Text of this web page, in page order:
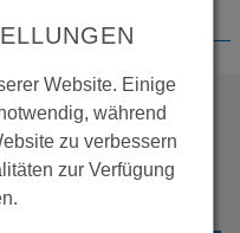
Website. Einige
während
zu verbessern
zur Verfügung